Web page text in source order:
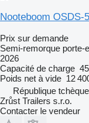
Nooteboom
Prix sur demande
Semi-remorque porte-
2026
Capacité de charge
Poids net à vide 12
République
Zrůst Trailers s.r.o.
Contacter le vendeur